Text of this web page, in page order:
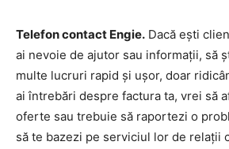
Telefon contact Engie. Dacă ești
ai nevoie de ajutor sau informații, să
multe lucruri rapid și ușor, doar
ai întrebări despre factura ta, vrei să
oferte sau trebuie să raportezi o
să te bazezi pe serviciul lor de relații